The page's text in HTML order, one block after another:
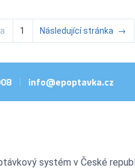
1 Následující stránka →
| info@epoptavka.cz
systém v České